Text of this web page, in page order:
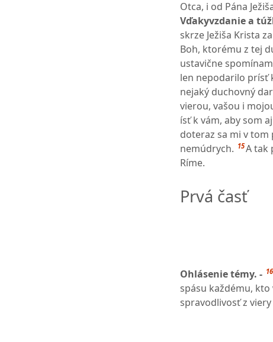
Otca, i od Pána
Vďakyvzdanie a
skrze Ježiša Krista
Boh, ktorému z tej
ustavične spomínam
len nepodarilo prísť
nejaký duchovný
vierou, vašou i
ísť k vám, aby som
doteraz sa mi v tom
nemúdrych. 15A tak
Ríme.
Prvá časť
Ohlásenie témy. - 16
spásu každému,
spravodlivosť z